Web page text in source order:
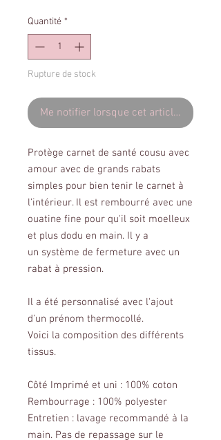
Quantité *
Rupture de stock
Me notifier lorsque cet article est
Protège carnet de santé cousu avec
amour avec de grands rabats
simples pour bien tenir le carnet à
l'intérieur. Il est rembourré avec une
ouatine fine pour qu'il soit moelleux
et plus dodu en main. Il y a
un système de fermeture avec un
rabat à pression.
Il a été personnalisé avec l'ajout
d'un prénom thermocollé.
Voici la composition des différents
tissus.
Côté Imprimé et uni : 100% coton
Rembourrage : 100% polyester
Entretien : lavage recommandé à la
main. Pas de repassage sur le